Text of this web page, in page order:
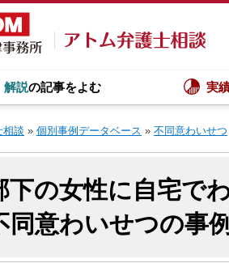
解説の記事をよむ 実
相談 » 個別事例データベース » 不同意わいせつ
下の女性に自宅で
同意わいせつの事例